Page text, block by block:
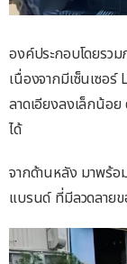
องค์ประกอบโดยรว
เนื่องจากมีเซ็นเซอ
ลาดเอียงลงเล็กน้อ
ได้
จากด้านหลัง มาพร้
แบรนด์ ที่มีลวดลาย